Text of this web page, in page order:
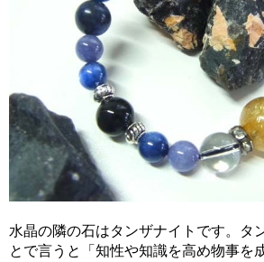
水晶の隣の石はタンザナイトです。タ
とで言うと「知性や知識を高め物事を